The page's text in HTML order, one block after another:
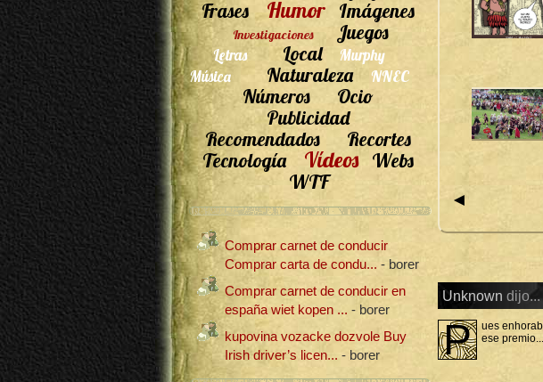
◄
Unknown dijo...
p
ues
ese
Frases
Humor Imágenes
Investigaciones Juegos
Letras Local
Murphy
Música
Naturaleza NNEC
Números
Ocio
Publicidad
Recomendados
Recortes
Tecnología
Vídeos Webs
WTF
Comprar carnet de conducir
Comprar carta de condu... - borer
Comprar carnet de conducir en
españa wiet kopen ... - borer
kupovina vozacke dozvole Buy
Irish driver’s licen... - borer